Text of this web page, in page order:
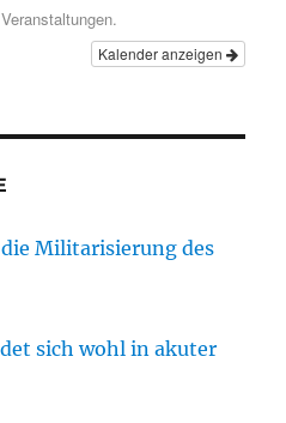
Kalender anzeigen
Militarisierung des
sich wohl in akuter